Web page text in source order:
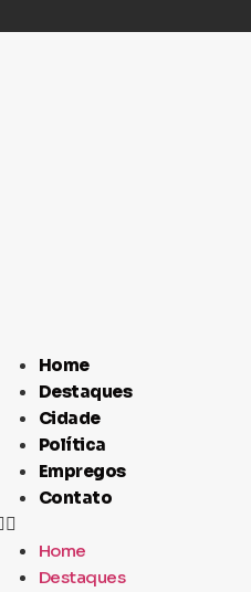
Home
Destaques
Cidade
Política
Empregos
Contato
Home
Destaques